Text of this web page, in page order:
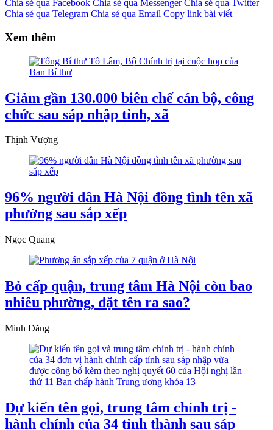
Chia sẻ qua Facebook Chia sẻ qua Messenger Chia sẻ qua Twitter
Chia sẻ qua Telegram Chia sẻ qua Email Copy link bài viết
Xem thêm
Giảm gần 130.000 biên chế cán bộ, công
chức sau sáp nhập tỉnh, xã
Thịnh Vượng
96% người dân Hà Nội đồng tình tên xã
phường sau sắp xếp
Ngọc Quang
Bỏ cấp quận, trung tâm Hà Nội còn bao
nhiêu phường, đặt tên ra sao?
Minh Đăng
Dự kiến tên gọi, trung tâm chính trị -
hành chính của 34 tỉnh thành sau sáp